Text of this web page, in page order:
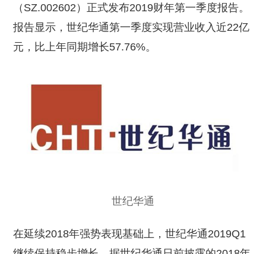
（SZ.002602）正式发布2019财年第一季度报告。
报告显示，世纪华通第一季度实现营业收入近22亿
元，比上年同期增长57.76%。
世纪华通
在延续2018年强势表现基础上，世纪华通2019Q1